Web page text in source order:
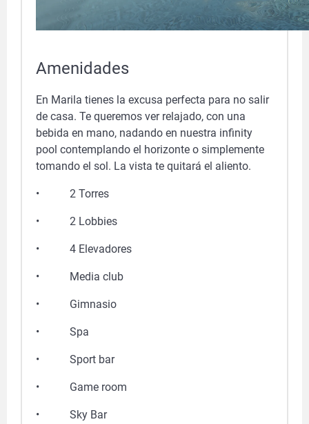
Amenidades
En Marila tienes la excusa perfecta para no salir
de casa. Te queremos ver relajado, con una
bebida en mano, nadando en nuestra infinity
pool contemplando el horizonte o simplemente
tomando el sol. La vista te quitará el aliento.
• 2 Torres
• 2 Lobbies
• 4 Elevadores
• Media club
• Gimnasio
• Spa
• Sport bar
• Game room
• Sky Bar